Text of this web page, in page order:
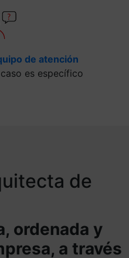
de atención
es específico
de
ordenada y
a través